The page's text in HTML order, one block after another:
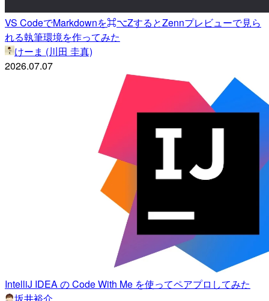
VS CodeでMarkdownを⌘⌥ZするとZennプレビューで見ら
れる執筆環境を作ってみた
けーま (川田 圭真)
2026.07.07
IntelliJ IDEA の Code With Me を使ってペアプロしてみた
坂井裕介